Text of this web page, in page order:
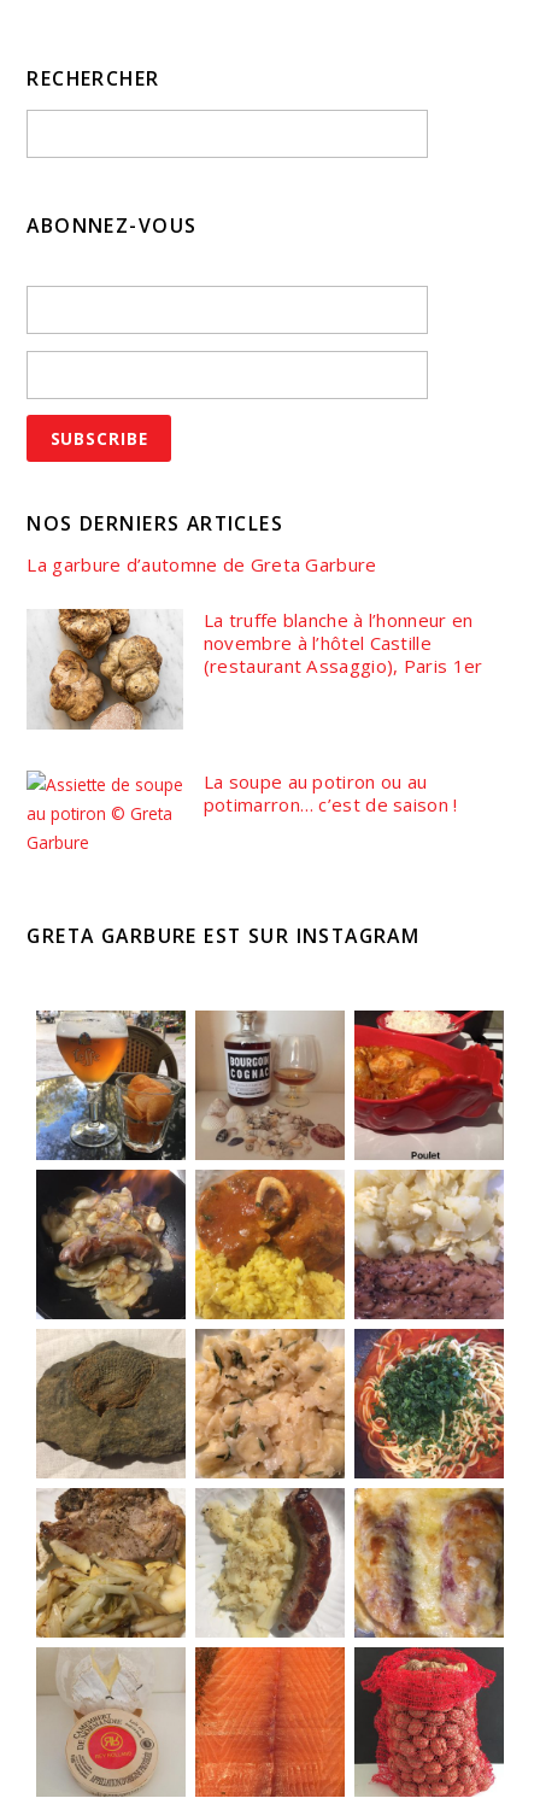
RECHERCHER
ABONNEZ-VOUS
NOS DERNIERS ARTICLES
La garbure d’automne de Greta Garbure
La truffe blanche à l’honneur en
novembre à l’hôtel Castille
(restaurant Assaggio), Paris 1er
La soupe au potiron ou au
potimarron… c’est de saison !
GRETA GARBURE EST SUR INSTAGRAM